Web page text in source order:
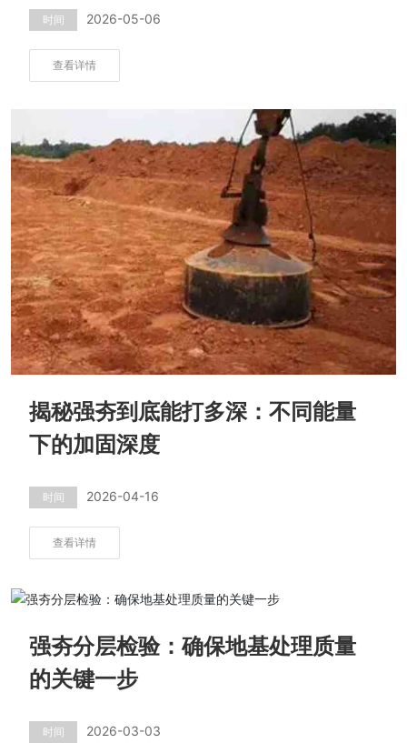
时间 2026-05-06
查看详情
揭秘强夯到底能打多深：不同能量
下的加固深度
时间 2026-04-16
查看详情
强夯分层检验：确保地基处理质量
的关键一步
时间 2026-03-03